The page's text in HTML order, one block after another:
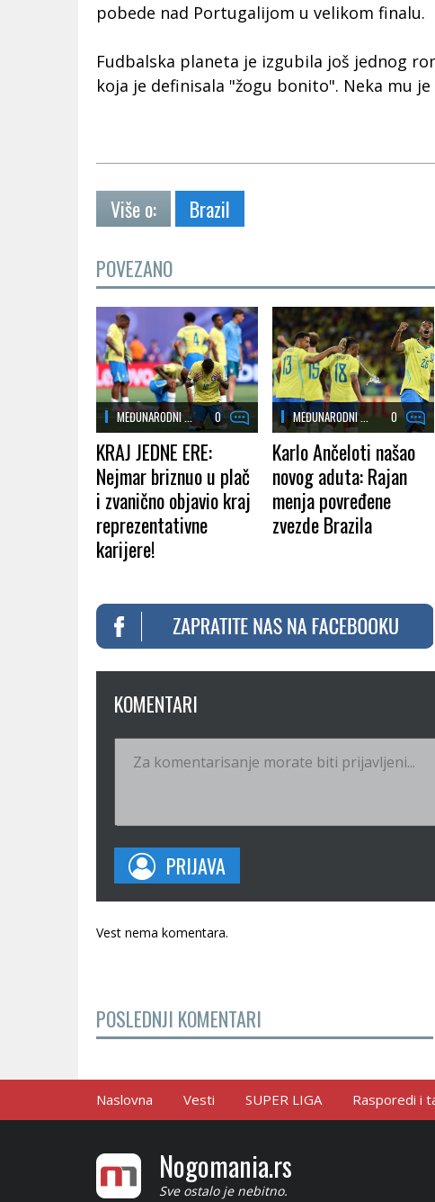
pobede nad Portugalijom u velikom finalu.
Fudbalska planeta je izgubila još jednog
koja je definisala "žogu bonito". Neka mu je
Više o: Brazil
POVEZANO
MEĐUNARODNI ... 0
KRAJ JEDNE ERE:
Nejmar briznuo u plač
i zvanično objavio kraj
reprezentativne
karijere!
MEĐUNARODNI ... 0
Karlo Ančeloti našao
novog aduta: Rajan
menja povređene
zvezde Brazila
KOMENTARI
PRIJAVA
Vest nema komentara.
POSLEDNJI KOMENTARI
Naslovna Vesti SUPER LIGA Rasporedi i
Nogomania.rs
Sve ostalo je nebitno.